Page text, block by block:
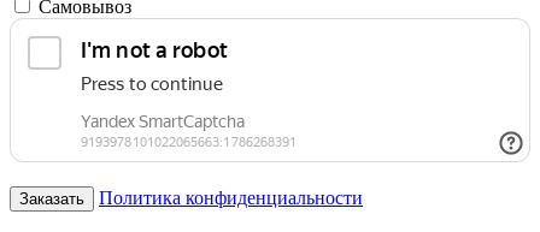
Самовывоз
Политика конфиденциальности